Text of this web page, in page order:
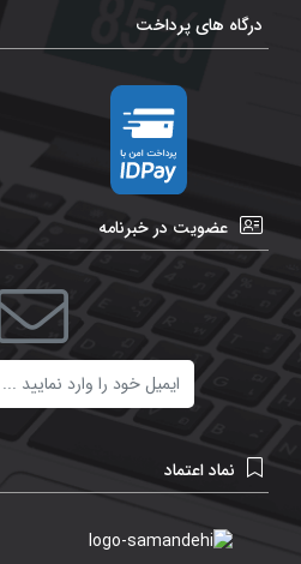
درگاه های پرداخت
عضویت در خبرنامه
نماد اعتماد